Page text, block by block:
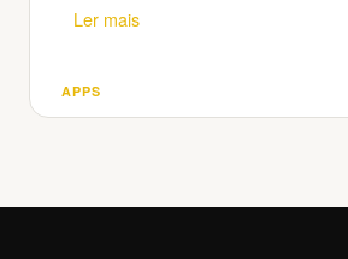
Ler mais
Categorias
APPS